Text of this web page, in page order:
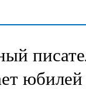
юбилей